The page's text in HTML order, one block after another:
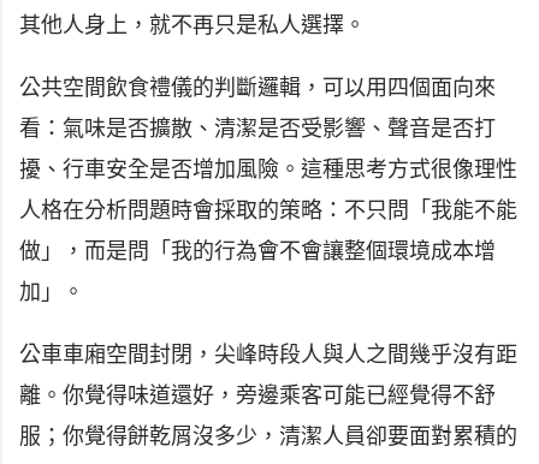
其他人身上，就不再只是私人選擇。
公共空間飲食禮儀的判斷邏輯，可以用四個面向來
看：氣味是否擴散、清潔是否受影響、聲音是否打
擾、行車安全是否增加風險。這種思考方式很像理性
人格在分析問題時會採取的策略：不只問「我能不能
做」，而是問「我的行為會不會讓整個環境成本增
加」。
公車車廂空間封閉，尖峰時段人與人之間幾乎沒有距
離。你覺得味道還好，旁邊乘客可能已經覺得不舒
服；你覺得餅乾屑沒多少，清潔人員卻要面對累積的